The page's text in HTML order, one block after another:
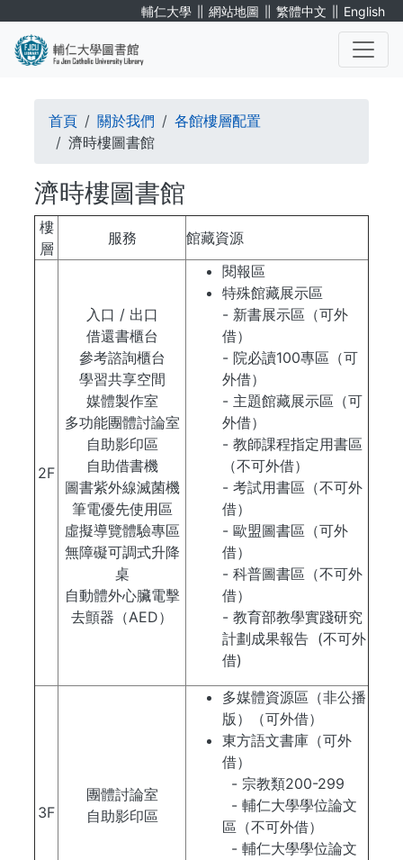
輔仁大學 ∥ 網站地圖 ∥ 繁體中文 ∥ English
導
航
連
結
首頁 關於我們
各館樓層配置
濟時樓圖書館
濟時樓圖書館
樓
層
服務 館藏資源
2F
入口 / 出口
借還書櫃台
參考諮詢櫃台
學習共享空間
媒體製作室
多功能團體討論室
自助影印區
自助借書機
圖書紫外線滅菌機
筆電優先使用區
虛擬導覽體驗專區
無障礙可調式升降
桌
自動體外心臟電擊
去顫器（AED）
閱報區
特殊館藏展示區
- 新書展示區（可外
借）
- 院必讀100專區（可
外借）
- 主題館藏展示區（可
外借）
- 教師課程指定用書區
（不可外借）
- 考試用書區（不可外
借）
- 歐盟圖書區（可外
借）
- 科普圖書區（不可外
借）
- 教育部教學實踐研究
計劃成果報告 (不可外
借)
3F
團體討論室
自助影印區
多媒體資源區（非公播
版）（可外借）
東方語文書庫（可外
借）
- 宗教類200-299
- 輔仁大學學位論文
區（不可外借）
- 輔仁大學學位論文